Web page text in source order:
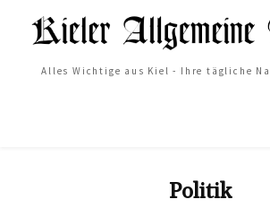
Alles Wichtige aus Kiel - Ihre tägliche
Politik